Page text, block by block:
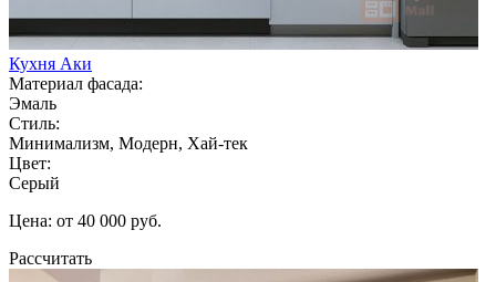
Кухня Аки
Материал фасада:
Эмаль
Стиль:
Минимализм, Модерн, Хай-тек
Цвет:
Серый
Цена: от 40 000 руб.
Рассчитать